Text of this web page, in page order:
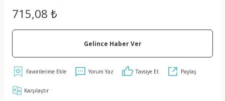
715,08 ₺
Gelince Haber Ver
Yorum Yaz Tavsiye Et Paylaş
Karşılaştır